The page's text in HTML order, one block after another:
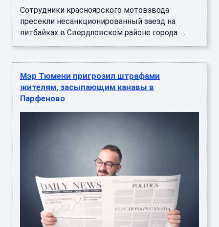
Сотрудники красноярского мотовзвода
пресекли несанкционированный заезд на
питбайках в Свердловском районе города. ...
Мэр Тюмени пригрозил штрафами
жителям, засыпающим канавы в
Парфеново